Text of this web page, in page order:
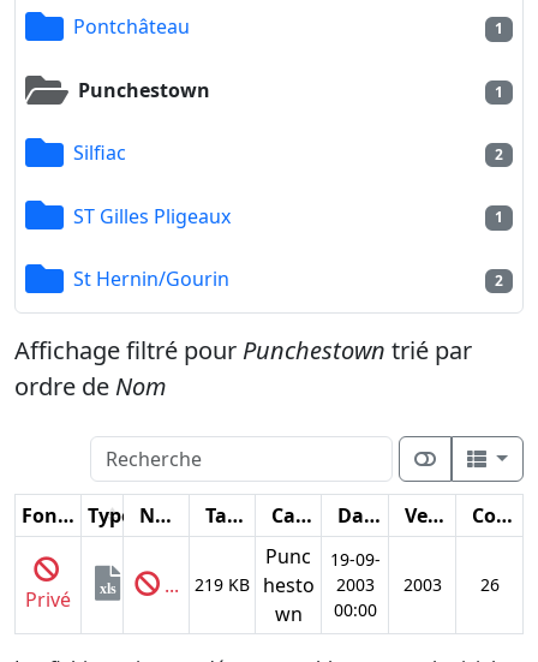
Pontchâteau 1
Punchestown 1
Silfiac 2
ST Gilles Pligeaux 1
St Hernin/Gourin 2
Affichage filtré pour Punchestown trié par
ordre de Nom
Fonctions Type Nom Taille Catégorie Date Version Compteur
Privé xls ... 219 KB
Punc
hesto
wn
19-09-
2003
00:00
2003 26